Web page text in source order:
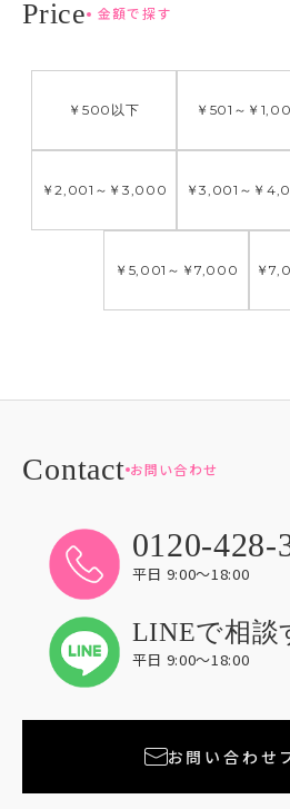
金額で探す
￥500 以下 ￥501 ～ ￥
￥2,001 ～ ￥3,000 ￥3,001 ～ ￥
￥5,001 ～ ￥7,000 ￥
お問い合わせ
0120-428-
平日 9:00〜18:00
LINEで相談
平日 9:00〜18:00
お問い合わせ